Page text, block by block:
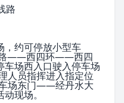
路
，约可停放小型车
——西四环——西四
车场西入口驶入停车场
人员指挥进入指定位
场东门——经丹水大
现场。